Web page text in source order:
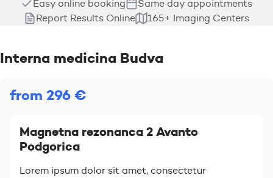
Easy online booking
Same day appointments
Report Results Online
165+ Imaging Centers
Interna medicina Budva
from 296 €
Magnetna rezonanca 2 Avanto
Podgorica
Lorem ipsum dolor sit amet, consectetur